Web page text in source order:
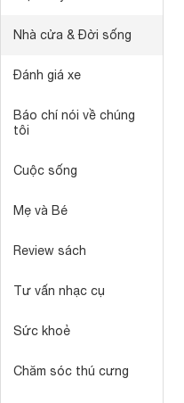
Nhà cửa & Đời sống
Đánh giá xe
Báo chí nói về chúng
tôi
Cuộc sống
Mẹ và Bé
Review sách
Tư vấn nhạc cụ
Sức khoẻ
Chăm sóc thú cưng